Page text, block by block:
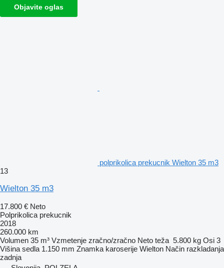
Objavite oglas
polprikolica prekucnik Wielton 35 m3
13
Wielton 35 m3
17.800 € Neto
Polprikolica prekucnik
2018
260.000 km
Volumen 35 m³ Vzmetenje zračno/zračno Neto teža 5.800 kg Osi 3
Višina sedla 1.150 mm Znamka karoserije Wielton Način razkladanja
zadnja